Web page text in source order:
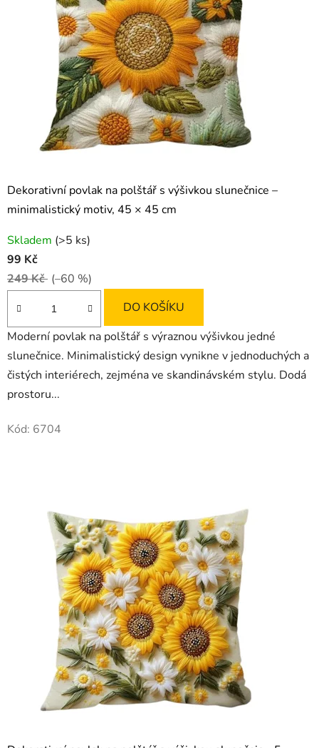
Dekorativní povlak na polštář s výšivkou slunečnice –
minimalistický motiv, 45 × 45 cm
Skladem (>5 ks)
99 Kč
249 Kč (–60 %)
DO KOŠÍKU
Moderní povlak na polštář s výraznou výšivkou jedné
slunečnice. Minimalistický design vynikne v jednoduchých a
čistých interiérech, zejména ve skandinávském stylu. Dodá
prostoru...
Kód: 6704